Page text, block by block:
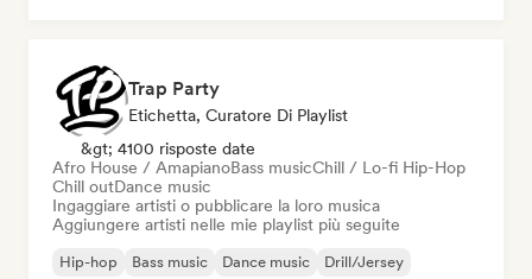
Trap Party
Etichetta, Curatore Di Playlist
&gt; 4100 risposte date
Afro House / AmapianoBass musicChill / Lo-fi Hip-Hop
Chill outDance music
Ingaggiare artisti o pubblicare la loro musica
Aggiungere artisti nelle mie playlist più seguite
Hip-hop Bass music Dance music
Drill/Jersey